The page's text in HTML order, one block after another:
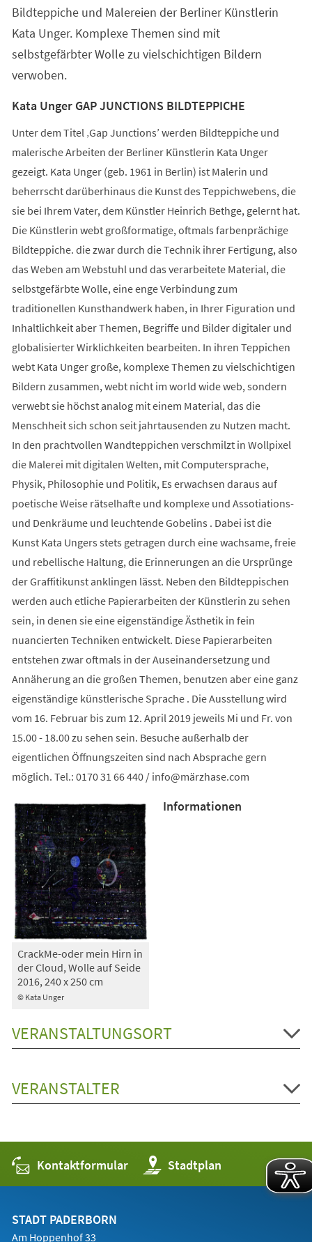
Bildteppiche und Malereien der Berliner Künstlerin
Kata Unger. Komplexe Themen sind mit
selbstgefärbter Wolle zu vielschichtigen Bildern
verwoben.
Kata Unger GAP JUNCTIONS BILDTEPPICHE
Unter dem Titel ‚Gap Junctions’ werden Bildteppiche und
malerische Arbeiten der Berliner Künstlerin Kata Unger
gezeigt. Kata Unger (geb. 1961 in Berlin) ist Malerin und
beherrscht darüberhinaus die Kunst des Teppichwebens, die
sie bei Ihrem Vater, dem Künstler Heinrich Bethge, gelernt hat.
Die Künstlerin webt großformatige, oftmals farbenprächige
Bildteppiche. die zwar durch die Technik ihrer Fertigung, also
das Weben am Webstuhl und das verarbeitete Material, die
selbstgefärbte Wolle, eine enge Verbindung zum
traditionellen Kunsthandwerk haben, in Ihrer Figuration und
Inhaltlichkeit aber Themen, Begriffe und Bilder digitaler und
globalisierter Wirklichkeiten bearbeiten. In ihren Teppichen
webt Kata Unger große, komplexe Themen zu vielschichtigen
Bildern zusammen, webt nicht im world wide web, sondern
verwebt sie höchst analog mit einem Material, das die
Menschheit sich schon seit jahrtausenden zu Nutzen macht.
In den prachtvollen Wandteppichen verschmilzt in Wollpixel
die Malerei mit digitalen Welten, mit Computersprache,
Physik, Philosophie und Politik, Es erwachsen daraus auf
poetische Weise rätselhafte und komplexe und Assotiations-
und Denkräume und leuchtende Gobelins . Dabei ist die
Kunst Kata Ungers stets getragen durch eine wachsame, freie
und rebellische Haltung, die Erinnerungen an die Ursprünge
der Graffitikunst anklingen lässt. Neben den Bildteppischen
werden auch etliche Papierarbeiten der Künstlerin zu sehen
sein, in denen sie eine eigenständige Ästhetik in fein
nuancierten Techniken entwickelt. Diese Papierarbeiten
entstehen zwar oftmals in der Auseinandersetzung und
Annäherung an die großen Themen, benutzen aber eine ganz
eigenständige künstlerische Sprache . Die Ausstellung wird
vom 16. Februar bis zum 12. April 2019 jeweils Mi und Fr. von
15.00 - 18.00 zu sehen sein. Besuche außerhalb der
eigentlichen Öffnungszeiten sind nach Absprache gern
möglich. Tel.: 0170 31 66 440 / info märzhase com
© Kata Unger
CrackMe-oder mein Hirn in
der Cloud, Wolle auf Seide
2016, 240 x 250 cm
Informationen
VERANSTALTUNGSORT
VERANSTALTER
Kontaktformular Stadtplan
(Öffnet
in
einem
STADT PADERBORN
Am Hoppenhof 33